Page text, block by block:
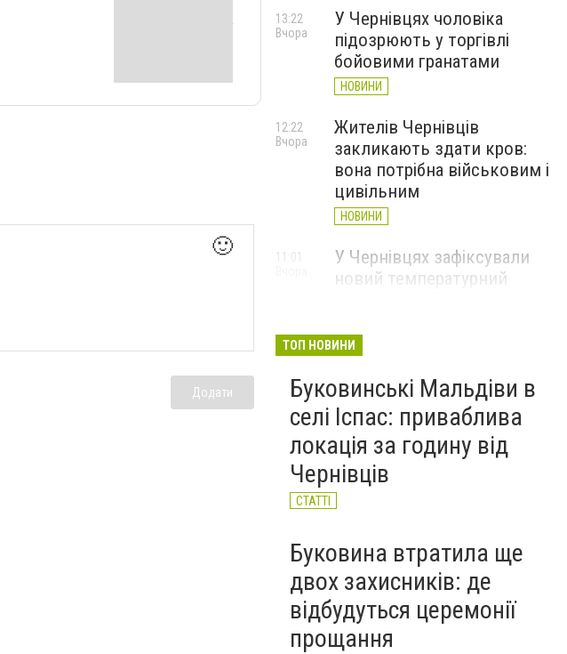
🙂
Додати
У Чернівцях чоловіка
підозрюють у торгівлі
бойовими гранатами
НОВИНИ
13:22
Вчора
Жителів Чернівців
закликають здати кров:
вона потрібна військовим і
цивільним
НОВИНИ
12:22
Вчора
У Чернівцях зафіксували
новий температурний
11:01
області обмежили рух
великовагового транспорту
НОВИНИ
Вчора
ТОП НОВИНИ
Буковинські Мальдіви в
селі Іспас: приваблива
локація за годину від
Чернівців
СТАТТІ
Буковина втратила ще
двох захисників: де
відбудуться церемонії
прощання